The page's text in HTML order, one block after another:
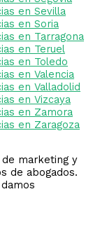
en Sevilla
en Soria
en Tarragona
en Teruel
en Toledo
en Valencia
en Valladolid
en Vizcaya
en Zamora
en Zaragoza
de marketing y
de abogados.